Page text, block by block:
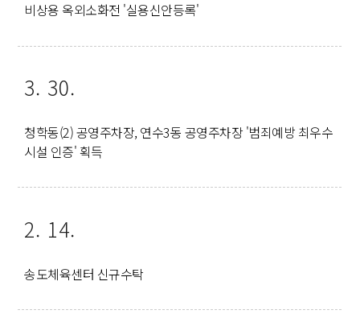
비상용 옥외소화전 '실용신안등록'
3. 30.
청학동(2) 공영주차장, 연수3동 공영주차장 '범죄예방 최우수
시설 인증' 획득
2. 14.
송도체육센터 신규수탁